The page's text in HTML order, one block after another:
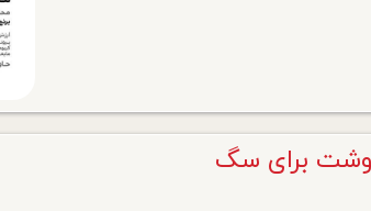
برای سگ